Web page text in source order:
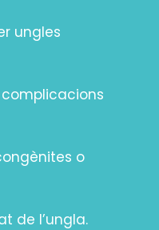
ungles
o
de l’ungla.